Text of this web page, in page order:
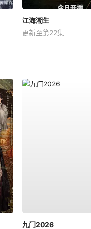
江海潮生
更新至第22集
九门2026